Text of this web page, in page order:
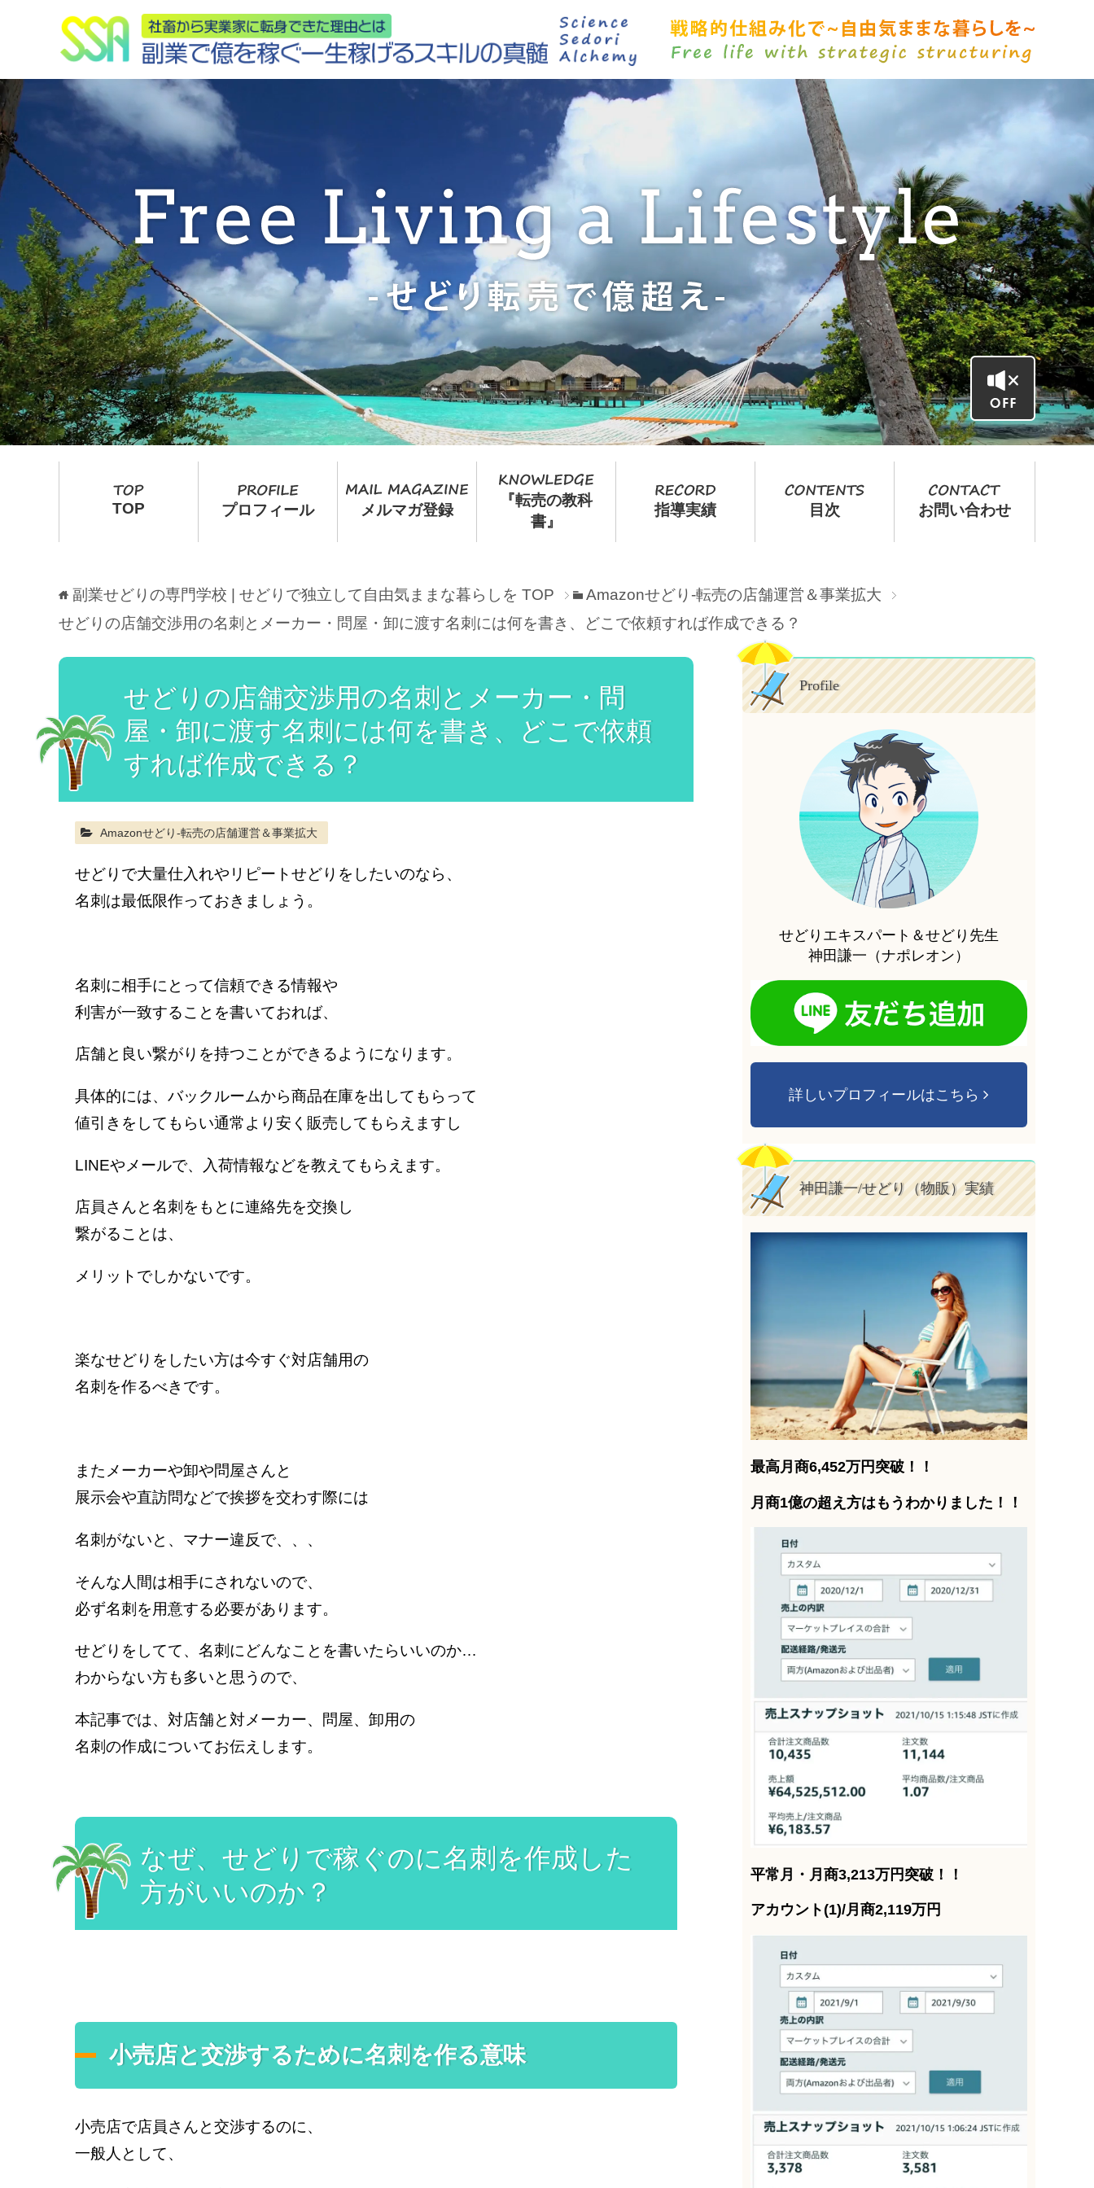
TOP プロフィール メルマガ登録
『転売の教科
書』
指導実績 目次 お問い合わせ
副業せどりの専門学校 | せどりで独立して自由気ままな暮らしを TOP
Amazonせどり-転売の店舗運営＆事業拡大
せどりの店舗交渉用の名刺とメーカー・問屋・卸に渡す名刺には何を書き、どこで依頼すれば作成できる？
せどりの店舗交渉用の名刺とメーカー・問
屋・卸に渡す名刺には何を書き、どこで依頼
すれば作成できる？
Amazonせどり-転売の店舗運営＆事業拡大
せどりで大量仕入れやリピートせどりをしたいのなら、
名刺は最低限作っておきましょう。
名刺に相手にとって信頼できる情報や
利害が一致することを書いておれば、
店舗と良い繋がりを持つことができるようになります。
具体的には、バックルームから商品在庫を出してもらって
値引きをしてもらい通常より安く販売してもらえますし
LINEやメールで、入荷情報などを教えてもらえます。
店員さんと名刺をもとに連絡先を交換し
繋がることは、
メリットでしかないです。
楽なせどりをしたい方は今すぐ対店舗用の
名刺を作るべきです。
またメーカーや卸や問屋さんと
展示会や直訪問などで挨拶を交わす際には
名刺がないと、マナー違反で、、、
そんな人間は相手にされないので、
必ず名刺を用意する必要があります。
せどりをしてて、名刺にどんなことを書いたらいいのか…
わからない方も多いと思うので、
本記事では、対店舗と対メーカー、問屋、卸用の
名刺の作成についてお伝えします。
なぜ、せどりで稼ぐのに名刺を作成した
方がいいのか？
小売店と交渉するために名刺を作る意味
小売店で店員さんと交渉するのに、
一般人として、
Profile
せどりエキスパート＆せどり先生
神田謙一（ナポレオン）
詳しいプロフィールはこちら
神田謙一/せどり（物販）実績
最高月商6,452万円突破！！
月商1億の超え方はもうわかりました！！
平常月・月商3,213万円突破！！
アカウント(1)/月商2,119万円